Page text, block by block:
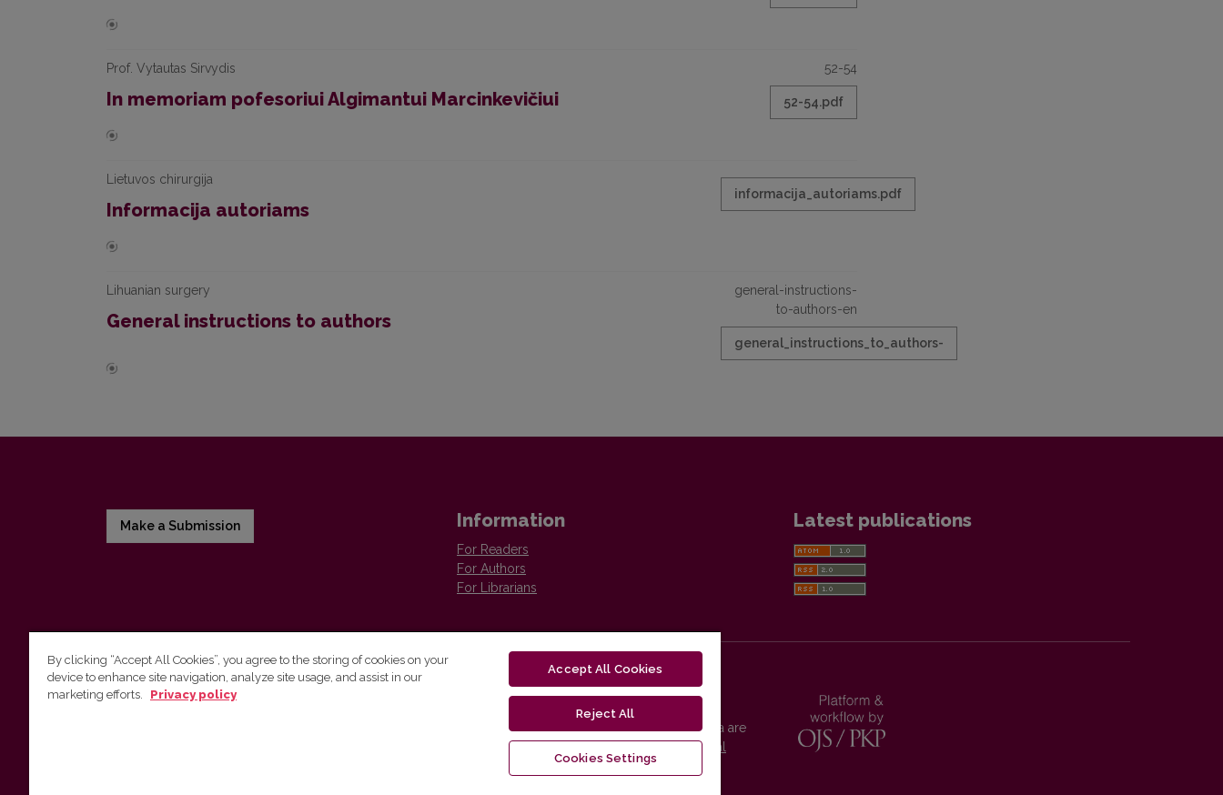
Prof. Vytautas Sirvydis
In memoriam pofesoriui Algimantui Marcinkevičiui
52-54
52-54.pdf
Lietuvos chirurgija
Informacija autoriams
informacija_autoriams.pdf
Lihuanian surgery
General instructions to authors
general-instructions-
to-authors-en
general_instructions_to_authors-
Make a Submission Information
For Readers
For Authors
For Librarians
Latest publications
Vilnius University Press
Vilnius University Press platform and metadata are
distributed by
Creative Commons International
By clicking “Accept All Cookies”, you agree to the storing of cookies on your
device to enhance site navigation, analyze site usage, and assist in our
marketing efforts.
Privacy policy
Accept All Cookies
Reject All
Cookies Settings